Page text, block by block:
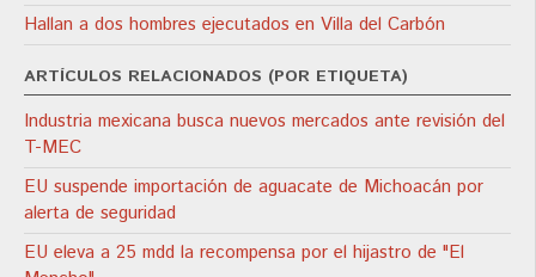
Hallan a dos hombres ejecutados en Villa del Carbón
ARTÍCULOS RELACIONADOS (POR ETIQUETA)
Industria mexicana busca nuevos mercados ante revisión del
T-MEC
EU suspende importación de aguacate de Michoacán por
alerta de seguridad
EU eleva a 25 mdd la recompensa por el hijastro de "El